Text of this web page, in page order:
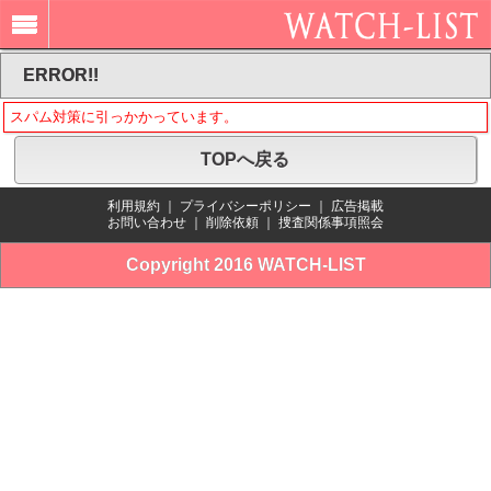
ERROR!!
スパム対策に引っかかっています。
TOPへ戻る
利用規約 プライバシーポリシー
広告掲載
お問い合わせ
削除依頼 捜査関係事項照会
Copyright 2016 WATCH-LIST